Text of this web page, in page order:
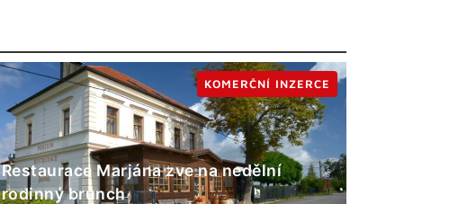
Restaurace Marjána zve na nedělní
rodinný brunch
KOMERČNÍ INZERCE